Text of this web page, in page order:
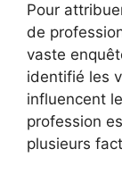
Pour
de
vaste
identifié les
influencent
profession
plusieurs